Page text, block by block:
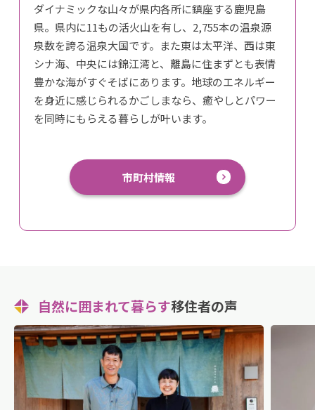
ダイナミックな山々が県内各所に鎮座する鹿児島
県。県内に11もの活火山を有し、2,755本の温泉源
泉数を誇る温泉大国です。また東は太平洋、西は東
シナ海、中央には錦江湾と、離島に住まずとも表情
豊かな海がすぐそばにあります。地球のエネルギー
を身近に感じられるかごしまなら、癒やしとパワー
を同時にもらえる暮らしが叶います。
市町村情報
自然に囲まれて暮らす移住者の声